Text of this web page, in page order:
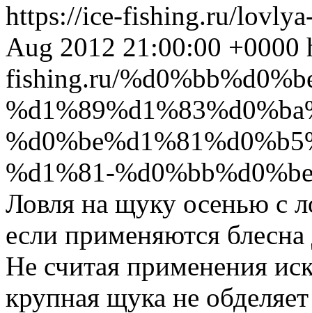
https://ice-fishing.ru/
Aug 2012 21:00:00 +0000
fishing.ru/
%d1%81-
Ловля на щуку осенью с
если применяются
Не считая применения
крупная щука не